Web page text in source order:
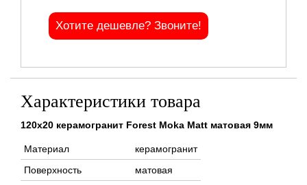
Хотите дешевле? Звоните!
Характеристики товара
120x20 керамогранит Forest Moka Matt матовая 9мм
Материал
керамогранит
Поверхность
матовая